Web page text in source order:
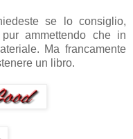
se lo consiglio,
ammettendo che in
Ma francamente
un libro.